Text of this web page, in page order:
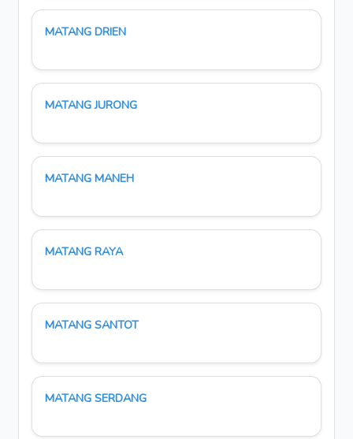
MATANG DRIEN
MATANG JURONG
MATANG MANEH
MATANG RAYA
MATANG SANTOT
MATANG SERDANG